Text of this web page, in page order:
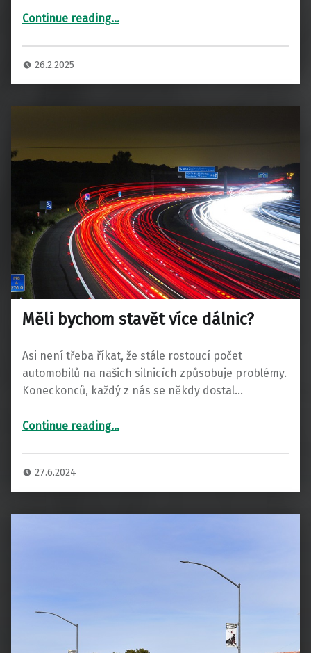
Continue reading…
26.2.2025
Měli bychom stavět více dálnic?
Asi není třeba říkat, že stále rostoucí počet
automobilů na našich silnicích způsobuje problémy.
Koneckonců, každý z nás se někdy dostal…
Continue reading“Měli bychom stavět více dálnic?”
…
27.6.2024